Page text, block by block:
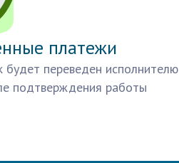
платежи
переведен исполнителю
подтверждения работы